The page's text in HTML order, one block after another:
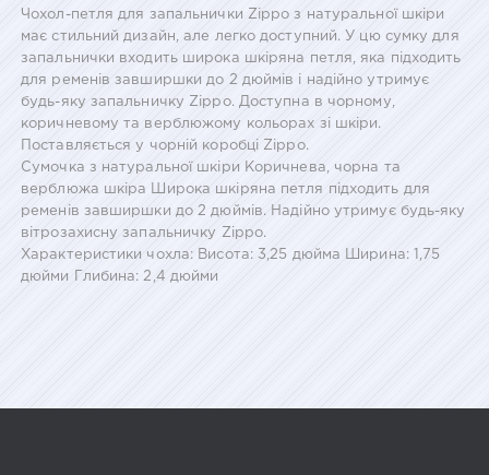
Чохол-петля для запальнички Zippo з натуральної шкіри
має стильний дизайн, але легко доступний. У цю сумку для
запальнички входить широка шкіряна петля, яка підходить
для ременів завширшки до 2 дюймів і надійно утримує
будь-яку запальничку Zippo. Доступна в чорному,
коричневому та верблюжому кольорах зі шкіри.
Поставляється у чорній коробці Zippo.
Сумочка з натуральної шкіри Коричнева, чорна та
верблюжа шкіра Широка шкіряна петля підходить для
ременів завширшки до 2 дюймів. Надійно утримує будь-яку
вітрозахисну запальничку Zippo.
Характеристики чохла: Висота: 3,25 дюйма Ширина: 1,75
дюйми Глибина: 2,4 дюйми